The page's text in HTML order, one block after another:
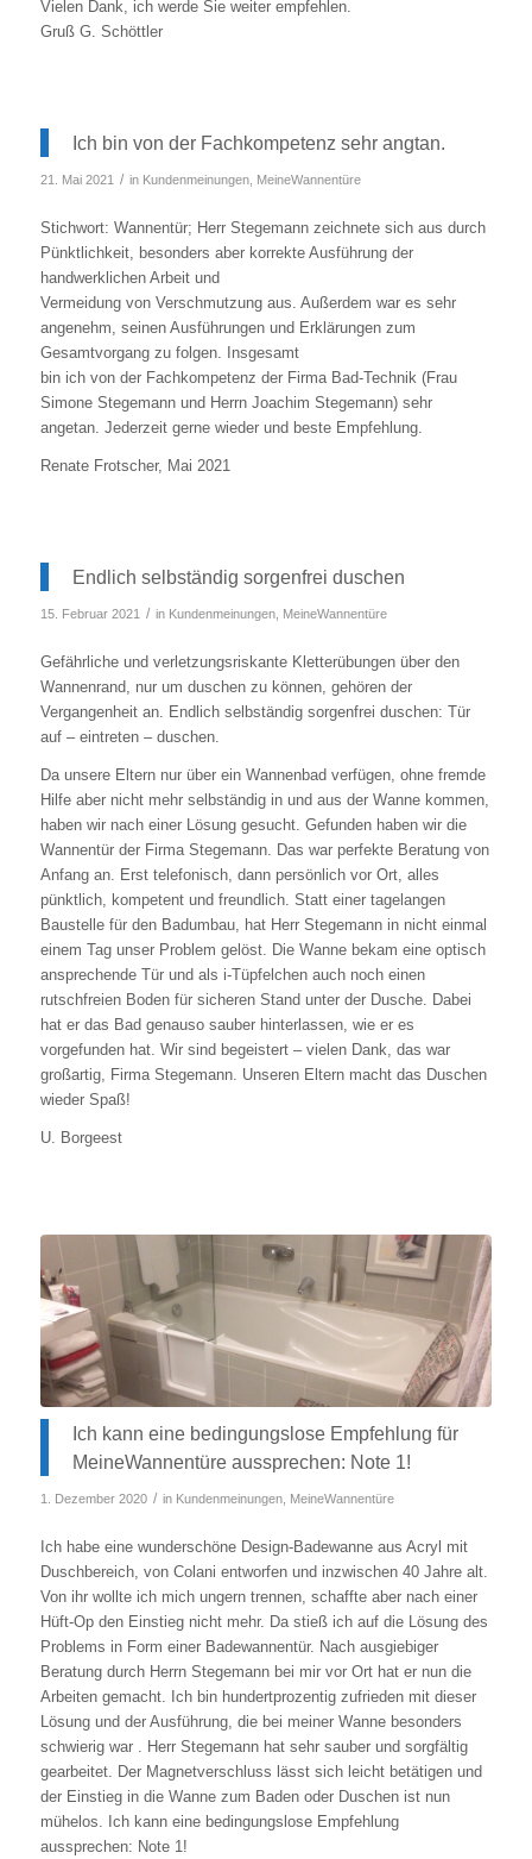
Vielen Dank, ich werde Sie weiter empfehlen.
Gruß G. Schöttler
Ich bin von der Fachkompetenz sehr angtan.
21. Mai 2021 / in Kundenmeinungen, MeineWannentüre
Stichwort: Wannentür; Herr Stegemann zeichnete sich aus durch
Pünktlichkeit, besonders aber korrekte Ausführung der
handwerklichen Arbeit und
Vermeidung von Verschmutzung aus. Außerdem war es sehr
angenehm, seinen Ausführungen und Erklärungen zum
Gesamtvorgang zu folgen. Insgesamt
bin ich von der Fachkompetenz der Firma Bad-Technik (Frau
Simone Stegemann und Herrn Joachim Stegemann) sehr
angetan. Jederzeit gerne wieder und beste Empfehlung.
Renate Frotscher, Mai 2021
Endlich selbständig sorgenfrei duschen
15. Februar 2021 / in Kundenmeinungen, MeineWannentüre
Gefährliche und verletzungsriskante Kletterübungen über den
Wannenrand, nur um duschen zu können, gehören der
Vergangenheit an. Endlich selbständig sorgenfrei duschen: Tür
auf – eintreten – duschen.
Da unsere Eltern nur über ein Wannenbad verfügen, ohne fremde
Hilfe aber nicht mehr selbständig in und aus der Wanne kommen,
haben wir nach einer Lösung gesucht. Gefunden haben wir die
Wannentür der Firma Stegemann. Das war perfekte Beratung von
Anfang an. Erst telefonisch, dann persönlich vor Ort, alles
pünktlich, kompetent und freundlich. Statt einer tagelangen
Baustelle für den Badumbau, hat Herr Stegemann in nicht einmal
einem Tag unser Problem gelöst. Die Wanne bekam eine optisch
ansprechende Tür und als i-Tüpfelchen auch noch einen
rutschfreien Boden für sicheren Stand unter der Dusche. Dabei
hat er das Bad genauso sauber hinterlassen, wie er es
vorgefunden hat. Wir sind begeistert – vielen Dank, das war
großartig, Firma Stegemann. Unseren Eltern macht das Duschen
wieder Spaß!
U. Borgeest
Ich kann eine bedingungslose Empfehlung für
MeineWannentüre aussprechen: Note 1!
1. Dezember 2020 / in Kundenmeinungen, MeineWannentüre
Ich habe eine wunderschöne Design-Badewanne aus Acryl mit
Duschbereich, von Colani entworfen und inzwischen 40 Jahre alt.
Von ihr wollte ich mich ungern trennen, schaffte aber nach einer
Hüft-Op den Einstieg nicht mehr. Da stieß ich auf die Lösung des
Problems in Form einer Badewannentür. Nach ausgiebiger
Beratung durch Herrn Stegemann bei mir vor Ort hat er nun die
Arbeiten gemacht. Ich bin hundertprozentig zufrieden mit dieser
Lösung und der Ausführung, die bei meiner Wanne besonders
schwierig war . Herr Stegemann hat sehr sauber und sorgfältig
gearbeitet. Der Magnetverschluss lässt sich leicht betätigen und
der Einstieg in die Wanne zum Baden oder Duschen ist nun
mühelos. Ich kann eine bedingungslose Empfehlung
aussprechen: Note 1!